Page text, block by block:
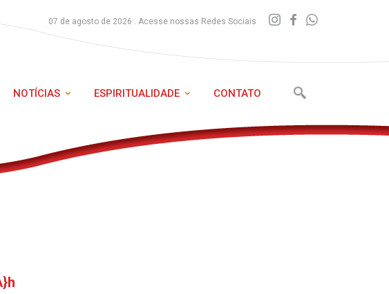
07 de agosto de 2026 . Acesse nossas Redes Sociais
NOTÍCIAS ESPIRITUALIDADE CONTATO